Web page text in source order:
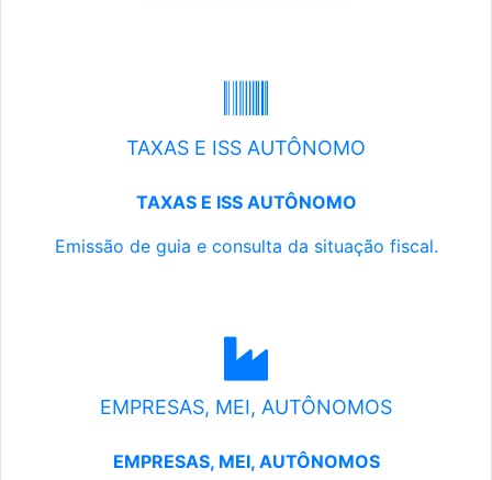
TAXAS E ISS AUTÔNOMO
TAXAS E ISS AUTÔNOMO
Emissão de guia e consulta da situação fiscal.
EMPRESAS, MEI, AUTÔNOMOS
EMPRESAS, MEI, AUTÔNOMOS